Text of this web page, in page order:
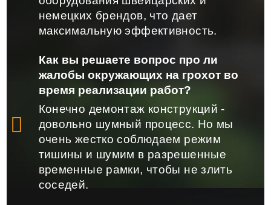
немецких брендов, что дает
максимальную эффективность.
Как вы решаете вопрос про ли
жалобы окружающих на грохот во
время реализации работ?
Конечно демонтаж конструкций -
довольно шумный процесс. Но мы
очень жестко соблюдаем режим
тишины и шумим в разрешенные
временные рамки, чтобы не злить
соседей.